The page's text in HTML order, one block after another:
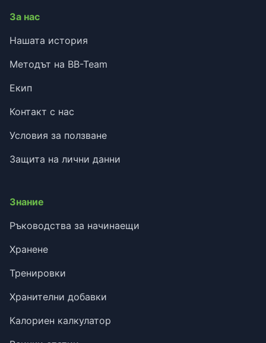
За нас
Нашата история
Методът на BB-Team
Екип
Контакт с нас
Условия за ползване
Защита на лични данни
Знание
Ръководства за начинаещи
Хранене
Тренировки
Хранителни добавки
Калориен калкулатор